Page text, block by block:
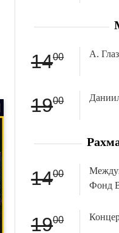
1400 А.
1900
1400
Фонд
1900